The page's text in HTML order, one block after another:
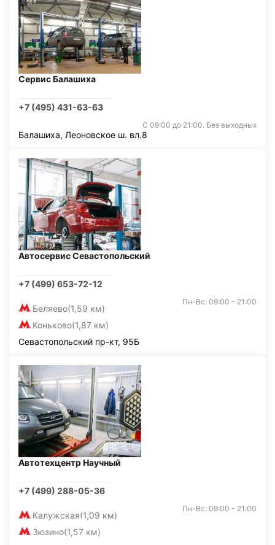
Сервис Балашиха
+7 (495) 431-63-63
С 09:00 до 21:00. Без выходных
Балашиха, Леоновское ш. вл.8
Автосервис Севастопольский
+7 (499) 653-72-12
Беляево(1,59 км)
Коньково(1,87 км)
Пн-Вс: 09:00 - 21:00
Севастопольский пр-кт, 95Б
Автотехцентр Научный
+7 (499) 288-05-36
Калужская(1,09 км)
Зюзино(1,57 км)
Пн-Вс: 09:00 - 21:00